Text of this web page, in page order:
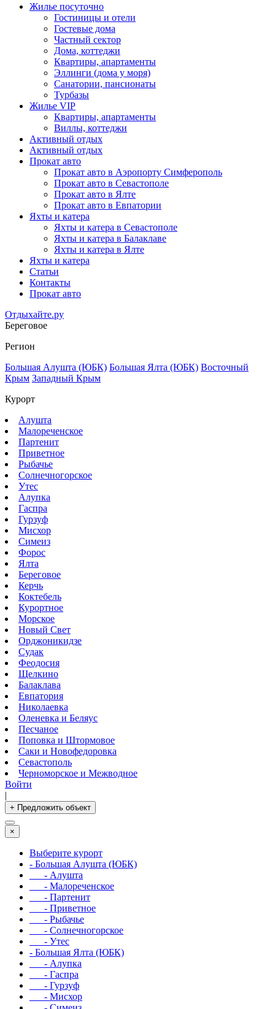
Жилье посуточно
Гостиницы и отели
Гостевые дома
Частный сектор
Дома, коттеджи
Квартиры, апартаменты
Эллинги (дома у моря)
Санатории, пансионаты
Турбазы
Жилье VIP
Квартиры, апартаменты
Виллы, коттеджи
Активный отдых
Активный отдых
Прокат авто
Прокат авто в Аэропорту Симферополь
Прокат авто в Севастополе
Прокат авто в Ялте
Прокат авто в Евпатории
Яхты и катера
Яхты и катера в Севастополе
Яхты и катера в Балаклаве
Яхты и катера в Ялте
Яхты и катера
Статьи
Контакты
Прокат авто
Отдыхайте.ру
Береговое
Регион
Большая Алушта (ЮБК) Большая Ялта (ЮБК) Восточный
Крым Западный Крым
Курорт
Алушта
Малореченское
Партенит
Приветное
Рыбачье
Солнечногорское
Утес
Алупка
Гаспра
Гурзуф
Мисхор
Симеиз
Форос
Ялта
Береговое
Керчь
Коктебель
Курортное
Морское
Новый Свет
Орджоникидзе
Судак
Феодосия
Щелкино
Балаклава
Евпатория
Николаевка
Оленевка и Беляус
Песчаное
Поповка и Штормовое
Саки и Новофедоровка
Севастополь
Черноморское и Межводное
Войти
|
+ Предложить объект
×
Выберите курорт
- Большая Алушта (ЮБК)
- Алушта
- Малореченское
- Партенит
- Приветное
- Рыбачье
- Солнечногорское
- Утес
- Большая Ялта (ЮБК)
- Алупка
- Гаспра
- Гурзуф
- Мисхор